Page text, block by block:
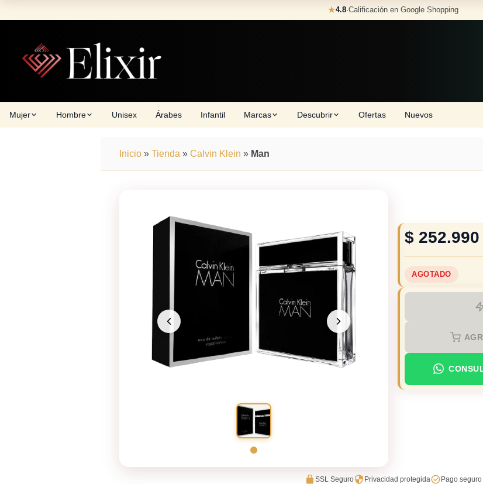
to
★4.8·Calificación en Google Shopping
Mujer Hombre Unisex Árabes Infantil Marcas Descubrir Ofertas Nuevos
Inicio » Tienda » Calvin Klein » Man
$ 252.990
AGOTADO
SSL Seguro Privacidad protegida Pago seguro